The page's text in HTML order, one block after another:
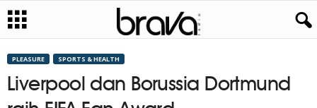
PLEASURE SPORTS & HEALTH
Liverpool dan Borussia Dortmund